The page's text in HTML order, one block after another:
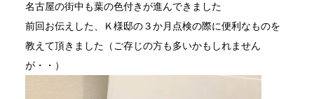
名古屋の街中も葉の色付きが進んできました
前回お伝えした、Ｋ様邸の３か月点検の際に便利なものを
教えて頂きました（ご存じの方も多いかもしれません
が・・）